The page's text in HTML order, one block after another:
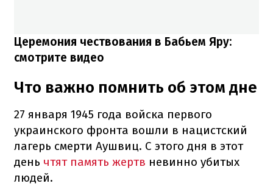
Церемония чествования в Бабьем Яру:
смотрите видео
Что важно помнить об этом дне
27 января 1945 года войска первого
украинского фронта вошли в нацистский
лагерь смерти Аушвиц. С этого дня в этот
день чтят память жертв невинно убитых
людей.